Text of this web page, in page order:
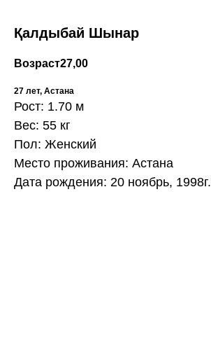
Қалдыбай Шынар
Возраст27,00
27 лет, Астана
Рост: 1.70 м
Вес: 55 кг
Пол: Женский
Место проживания: Астана
Дата рождения: 20 ноябрь, 1998г.